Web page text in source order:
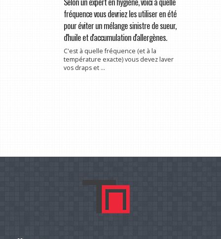
fréquence vous devriez les utiliser en été
pour éviter un mélange sinistre de sueur,
d'huile et d'accumulation d'allergènes.
C'est à quelle fréquence (et à la
température exacte) vous devez laver
vos draps et ...